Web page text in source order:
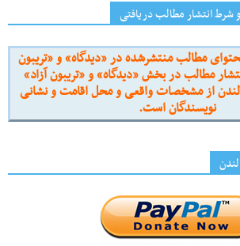
انتشار مطالب دریافتی
مطالب منتشرشده در «دیدگاه» و «تریبون
مطالب در بخش «دیدگاه» و «تریبون آزاد»
از مشخصات واقعی و محل اقامت و نشانی
نویسندگان است.